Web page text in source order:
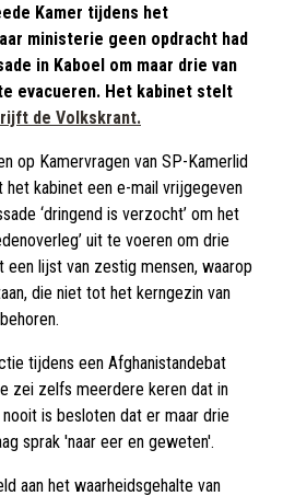
Kamer tijdens het
ministerie geen opdracht had
in Kaboel om maar drie van
evacueren. Het kabinet stelt
de Volkskrant.
op Kamervragen van SP-Kamerlid
het kabinet een e-mail vrijgegeven
‘dringend is verzocht’ om het
uit te voeren om drie
lijst van zestig mensen, waarop
die niet tot het kerngezin van
tijdens een Afghanistandebat
zei zelfs meerdere keren dat in
is besloten dat er maar drie
sprak 'naar eer en geweten'.
aan het waarheidsgehalte van